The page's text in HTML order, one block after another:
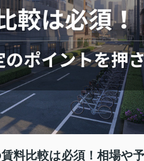
料比較は必須！相場や